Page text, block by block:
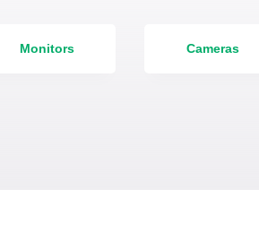
Monitors Cameras